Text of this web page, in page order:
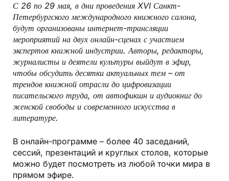
С 26 по 29 мая, в дни проведения XVI Санкт-
Петербургского международного книжного салона,
будут организованы интернет-трансляции
мероприятий на двух онлайн-сценах с участием
экспертов книжной индустрии. Авторы, редакторы,
журналисты и деятели культуры выйдут в эфир,
чтобы обсудить десятки актуальных тем – от
трендов книжной отрасли до цифровизации
писательского труда, от автофикшн и аудиокниг до
женской свободы и современного искусства в
литературе.
В онлайн-программе – более 40 заседаний,
сессий, презентаций и круглых столов, которые
можно будет посмотреть из любой точки мира в
прямом эфире.